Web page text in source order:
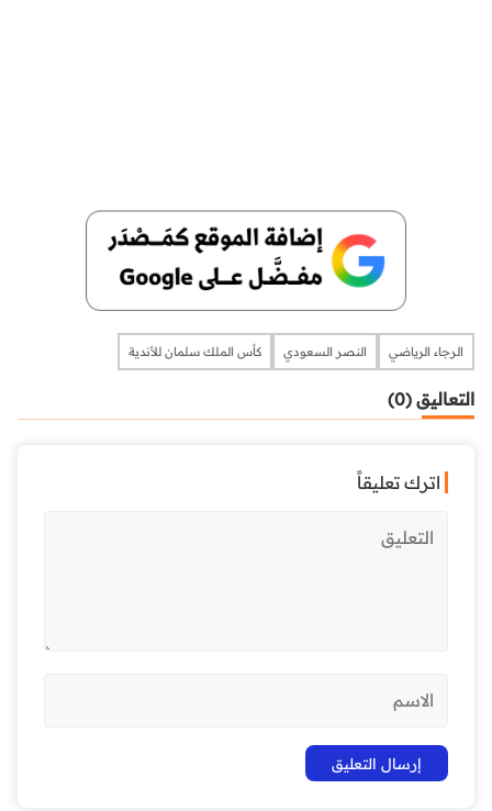
الرجاء الرياضي النصر السعودي كأس الملك سلمان للأندية
التعاليق (0)
اترك تعليقاً